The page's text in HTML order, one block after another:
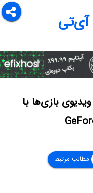
آی‌تی
بازی‌ها با
مطالب مرتبط